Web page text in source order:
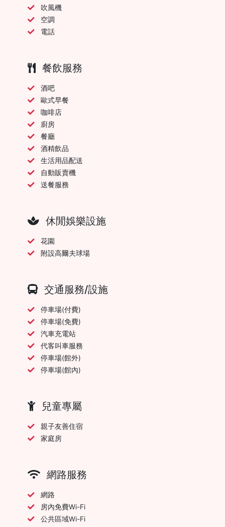
吹風機
空調
電話
餐飲服務
酒吧
歐式早餐
咖啡店
廚房
餐廳
酒精飲品
生活用品配送
自動販賣機
送餐服務
休閒娛樂設施
花園
附設高爾夫球場
交通服務/設施
停車場(付費)
停車場(免費)
汽車充電站
代客叫車服務
停車場(館外)
停車場(館內)
兒童專屬
親子友善住宿
家庭房
網路服務
網路
房內免費Wi-Fi
公共區域Wi-Fi